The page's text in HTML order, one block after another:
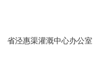
省泾惠渠灌溉中心办公室